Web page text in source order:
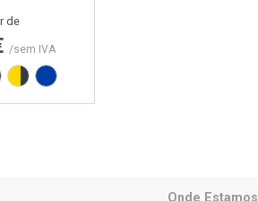
de
/sem IVA
+ Cinza RAL7016
PAN 347C + Cinza RAL7016
RAL5002 + Cinza RAL7016
Amarelo PAN 012C + Cinza RAL7016
Azul PAN 293C + Azul PAN 293C
Onde Estamos